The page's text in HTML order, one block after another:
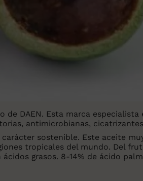
DAEN. Esta marca
antimicrobianas,
sostenible. Este aceite
tropicales del mundo. Del
grasos. 8-14% de ácido